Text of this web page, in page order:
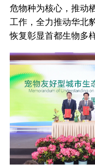
危物种为核心，推动
工作，全力推动华北
恢复彰显首都生物多